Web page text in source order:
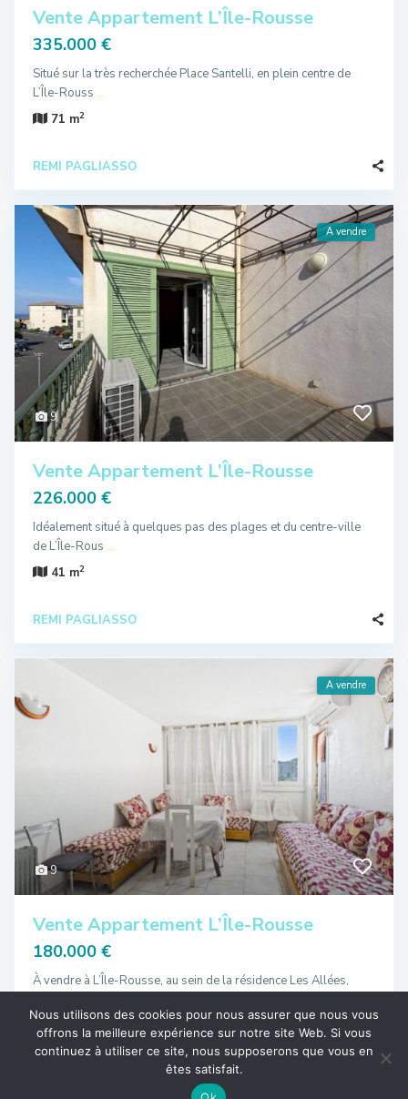
Vente Appartement L’Île-Rousse
335.000 €
Situé sur la très recherchée Place Santelli, en plein centre de
L’Île-Rouss ...
71 m2
REMI PAGLIASSO
9
A vendre
Vente Appartement L’Île-Rousse
226.000 €
Idéalement situé à quelques pas des plages et du centre-ville
de L’Île-Rous ...
41 m2
REMI PAGLIASSO
9
A vendre
Vente Appartement L’Île-Rousse
180.000 €
À vendre à L’Île-Rousse, au sein de la résidence Les Allées,
56 m 2
Nous utilisons des cookies pour nous assurer que nous vous
offrons la meilleure expérience sur notre site Web. Si vous
continuez à utiliser ce site, nous supposerons que vous en
êtes satisfait.